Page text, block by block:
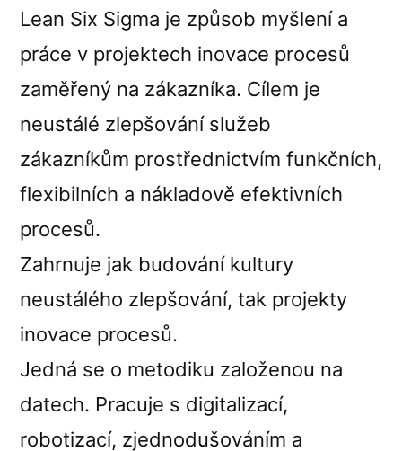
Lean Six Sigma je způsob myšlení a
práce v projektech inovace procesů
zaměřený na zákazníka. Cílem je
neustálé zlepšování služeb
zákazníkům prostřednictvím funkčních,
flexibilních a nákladově efektivních
procesů.
Zahrnuje jak budování kultury
neustálého zlepšování, tak projekty
inovace procesů.
Jedná se o metodiku založenou na
datech. Pracuje s digitalizací,
robotizací, zjednodušováním a